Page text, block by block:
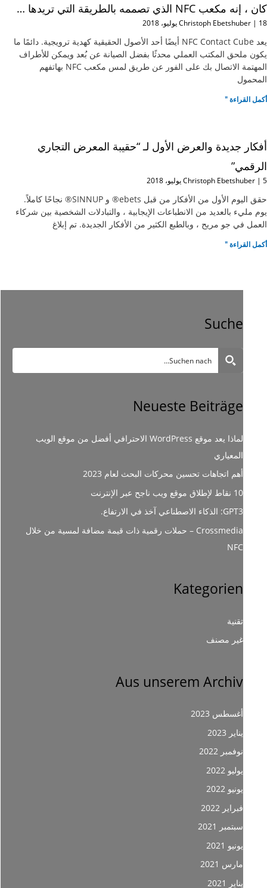
كان ، إنه مكعب NFC الذي تصممه بالطريقة التي تريدها …
Christoph Ebetshuber 18 يوليو، 2018
يعد NFC Contact Cube أيضًا أحد الأصول الحقيقية كهدية ترويجية. دائمًا ما
يكون ملحق المكتب العملي محدثًا بفضل الصيانة عن بُعد ويمكن للأطراف
المهتمة الاتصال بك على الفور عن طريق لمس مكعب NFC بهاتفهم
المحمول
أكمل القراءة "
أفكار جديدة والعرض الأول لـ “حقيبة المعرض التجاري
الرقمي”
Christoph Ebetshuber 5 يوليو، 2018
حقق اليوم الأول من الأفكار من قبل ebets® و SINNUP® نجاحًا كاملاً.
يوم مليء بالعديد من الانطباعات الإيجابية ، والتبادلات الشخصية بين شركاء
العمل في جو مريح ، وبالطبع الكثير من الأفكار الجديدة. تم إبلاغ
أكمل القراءة "
Suche
Neueste Beiträge
لماذا يعد موقع WordPress الاحترافي أفضل من موقع الويب
المعياري
أهم اتجاهات تحسين محركات البحث لعام 2023
10 نقاط لإطلاق موقع ويب ناجح عبر الإنترنت
GPT3: الذكاء الاصطناعي آخذ في الارتفاع.
Crossmedia – حملات رقمية ذات قيمة مضافة لمسية من خلال
NFC
Kategorien
تقنية
غير مصنف
Aus unserem Archiv
أغسطس 2023
يناير 2023
نوفمبر 2022
يوليو 2022
يونيو 2022
فبراير 2022
سبتمبر 2021
يونيو 2021
مارس 2021
يناير 2021